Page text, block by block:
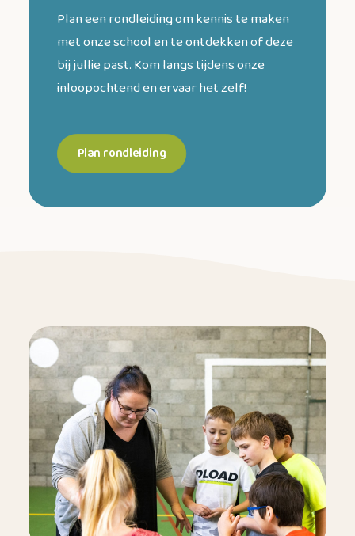
Plan een rondleiding om kennis te maken
met onze school en te ontdekken of deze
bij jullie past. Kom langs tijdens onze
inloopochtend en ervaar het zelf!
Plan rondleiding